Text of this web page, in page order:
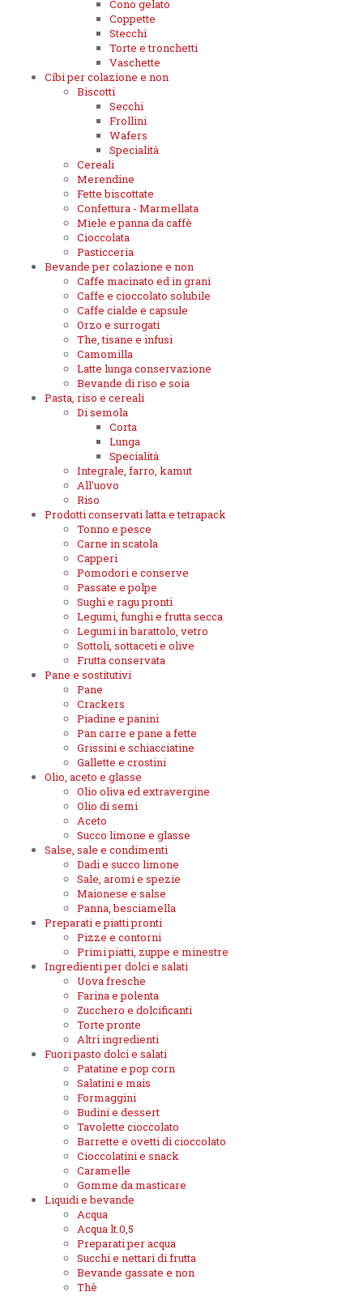
Cono gelato
Coppette
Stecchi
Torte e tronchetti
Vaschette
Cibi per colazione e non
Biscotti
Secchi
Frollini
Wafers
Specialità
Cereali
Merendine
Fette biscottate
Confettura - Marmellata
Miele e panna da caffè
Cioccolata
Pasticceria
Bevande per colazione e non
Caffe macinato ed in grani
Caffe e cioccolato solubile
Caffe cialde e capsule
Orzo e surrogati
The, tisane e infusi
Camomilla
Latte lunga conservazione
Bevande di riso e soia
Pasta, riso e cereali
Di semola
Corta
Lunga
Specialità
Integrale, farro, kamut
All'uovo
Riso
Prodotti conservati latta e tetrapack
Tonno e pesce
Carne in scatola
Capperi
Pomodori e conserve
Passate e polpe
Sughi e ragu pronti
Legumi, funghi e frutta secca
Legumi in barattolo, vetro
Sottoli, sottaceti e olive
Frutta conservata
Pane e sostitutivi
Pane
Crackers
Piadine e panini
Pan carre e pane a fette
Grissini e schiacciatine
Gallette e crostini
Olio, aceto e glasse
Olio oliva ed extravergine
Olio di semi
Aceto
Succo limone e glasse
Salse, sale e condimenti
Dadi e succo limone
Sale, aromi e spezie
Maionese e salse
Panna, besciamella
Preparati e piatti pronti
Pizze e contorni
Primi piatti, zuppe e minestre
Ingredienti per dolci e salati
Uova fresche
Farina e polenta
Zucchero e dolcificanti
Torte pronte
Altri ingredienti
Fuori pasto dolci e salati
Patatine e pop corn
Salatini e mais
Formaggini
Budini e dessert
Tavolette cioccolato
Barrette e ovetti di cioccolato
Cioccolatini e snack
Caramelle
Gomme da masticare
Liquidi e bevande
Acqua
Acqua lt.0,5
Preparati per acqua
Succhi e nettari di frutta
Bevande gassate e non
Thè